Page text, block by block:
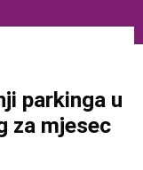
parkinga u
za mjesec